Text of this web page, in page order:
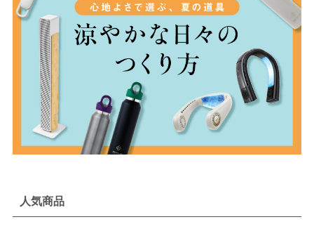
人気商品